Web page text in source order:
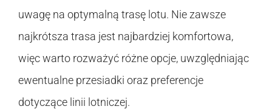
uwagę na optymalną trasę lotu. Nie zawsze
najkrótsza trasa jest najbardziej komfortowa,
więc warto rozważyć różne opcje, uwzględniając
ewentualne przesiadki oraz preferencje
dotyczące linii lotniczej.